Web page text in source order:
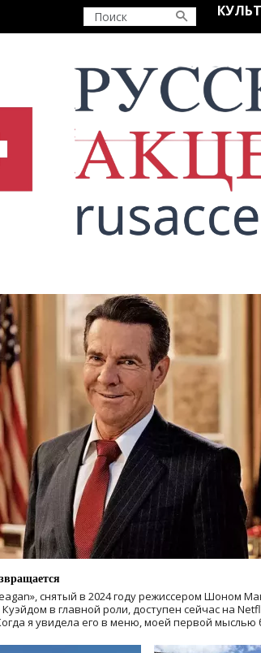
снятый в 2024 годурежиссером Шоном
в главной роли, доступен сейчас на
я увидела его в меню, моей первой мыслью